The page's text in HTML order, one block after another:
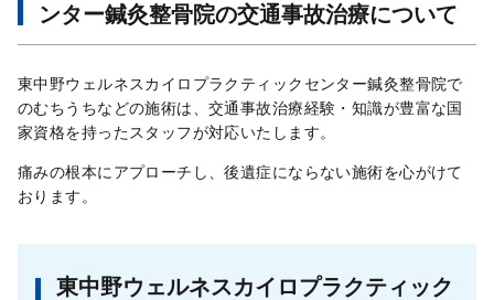
ンター鍼灸整骨院の交通事故治療について
東中野ウェルネスカイロプラクティックセンター鍼灸整骨院で
のむちうちなどの施術は、交通事故治療経験・知識が豊富な国
家資格を持ったスタッフが対応いたします。
痛みの根本にアプローチし、後遺症にならない施術を心がけて
おります。
東中野ウェルネスカイロプラクティック